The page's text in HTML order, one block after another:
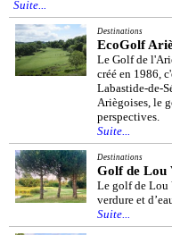
Suite...
Destinations
EcoGolf
Le Golf de
créé en 1986,
Labastide-de-
Ariègoises, le
perspectives.
Suite...
Destinations
Golf de Lou
Le golf de Lou
verdure et
Suite...